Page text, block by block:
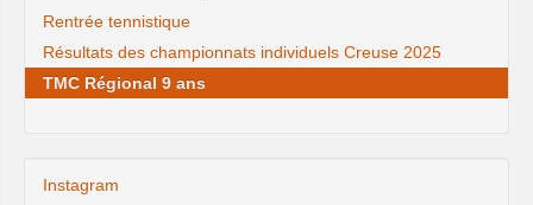
Rentrée tennistique
Résultats des championnats individuels Creuse 2025
TMC Régional 9 ans
Instagram